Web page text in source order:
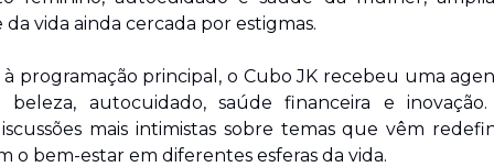
vida ainda cercada por estigmas.
programação principal, o Cubo JK recebeu uma
beleza, autocuidado, saúde financeira e
mais intimistas sobre temas que vêm
o bem-estar em diferentes esferas da vida.